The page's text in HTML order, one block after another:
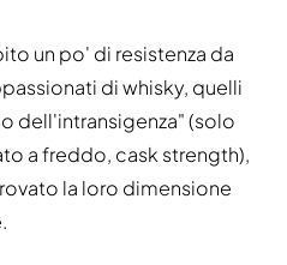
un po' di resistenza da
di whisky, quelli
dell'intransigenza" (solo
a freddo, cask strength),
la loro dimensione